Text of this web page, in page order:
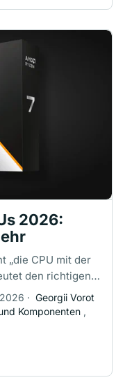
2026:
„die CPU mit der
den richtigen
wie dein PC
· Georgii Vorot
Komponenten ,